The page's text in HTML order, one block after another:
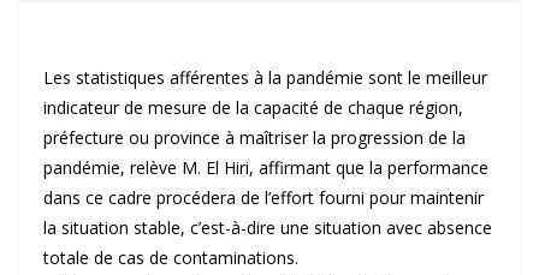
Les statistiques afférentes à la pandémie sont le meilleur
indicateur de mesure de la capacité de chaque région,
préfecture ou province à maîtriser la progression de la
pandémie, relève M. El Hiri, affirmant que la performance
dans ce cadre procédera de l’effort fourni pour maintenir
la situation stable, c’est-à-dire une situation avec absence
totale de cas de contaminations.